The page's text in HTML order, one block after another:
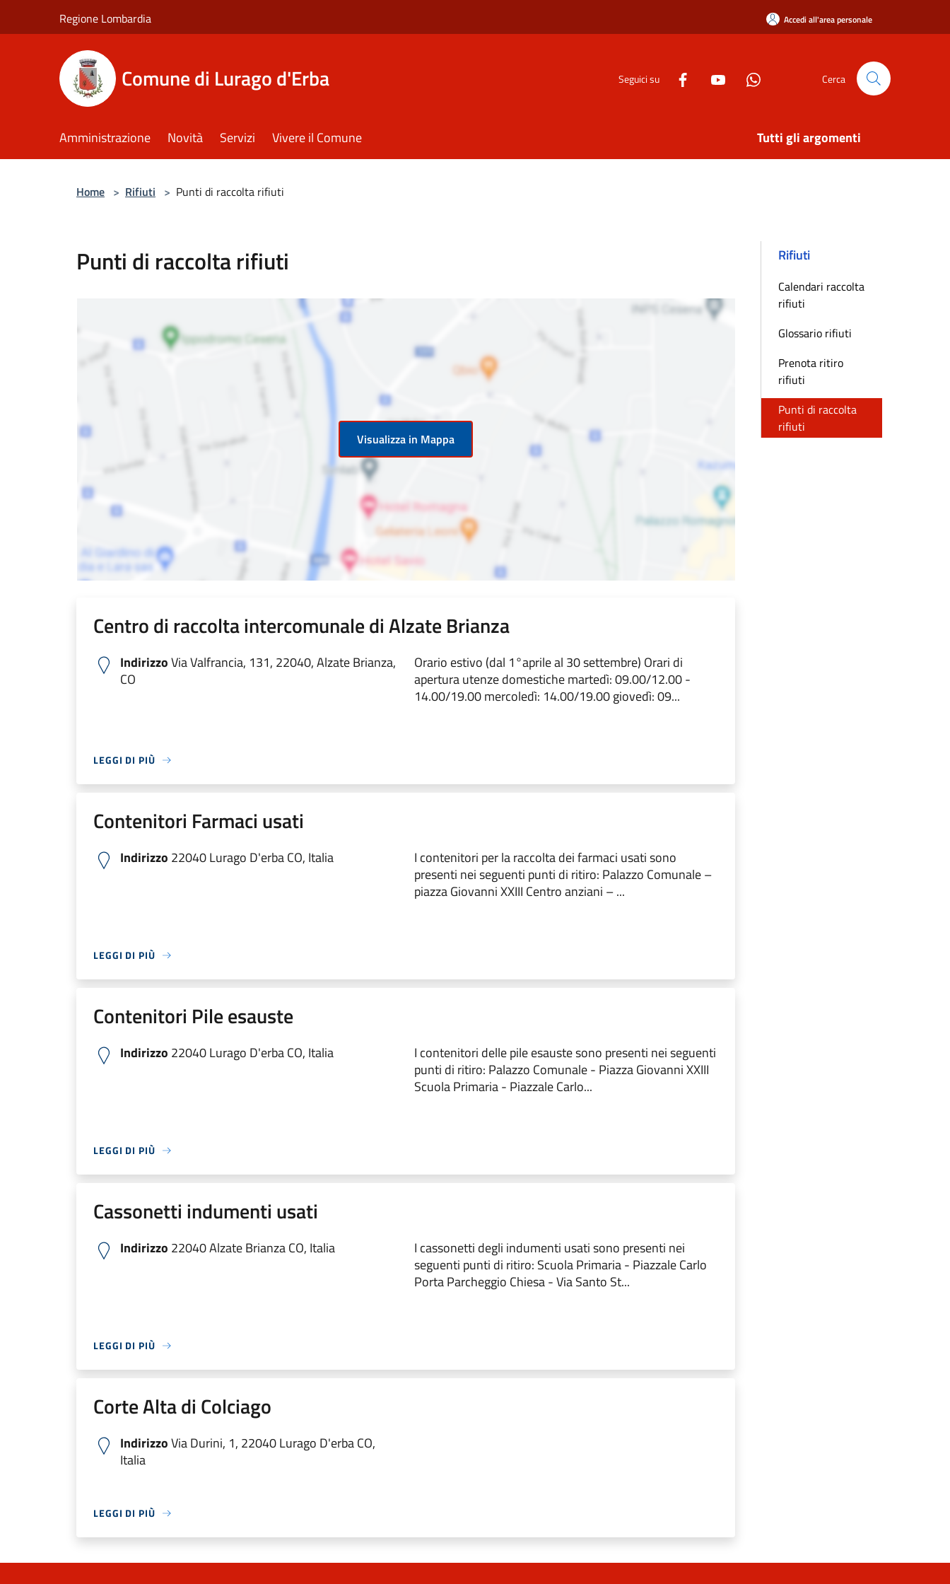
Regione Lombardia Accedi all'area personale
Comune di Lurago d'Erba Seguici su Cerca
Amministrazione Novità Servizi Vivere il Comune Tutti gli argomenti
Home > Rifiuti > Punti di raccolta rifiuti
Punti di raccolta rifiuti
Visualizza in Mappa
Centro di raccolta intercomunale di Alzate Brianza
IndirizzoVia Valfrancia, 131, 22040, Alzate Brianza,
CO
Orario estivo (dal 1°aprile al 30 settembre) Orari di
apertura utenze domestiche martedì: 09.00/12.00 -
14.00/19.00 mercoledì: 14.00/19.00 giovedì: 09...
LEGGI DI PIÙ
Contenitori Farmaci usati
Indirizzo 22040 Lurago D'erba CO, Italia
I contenitori per la raccolta dei farmaci usati sono
presenti nei seguenti punti di ritiro: Palazzo Comunale –
piazza Giovanni XXIII Centro anziani – ...
LEGGI DI PIÙ
Contenitori Pile esauste
Indirizzo 22040 Lurago D'erba CO, Italia
I contenitori delle pile esauste sono presenti nei seguenti
punti di ritiro: Palazzo Comunale - Piazza Giovanni XXIII
Scuola Primaria - Piazzale Carlo...
LEGGI DI PIÙ
Cassonetti indumenti usati
Indirizzo 22040 Alzate Brianza CO, Italia
I cassonetti degli indumenti usati sono presenti nei
seguenti punti di ritiro: Scuola Primaria - Piazzale Carlo
Porta Parcheggio Chiesa - Via Santo St...
LEGGI DI PIÙ
Corte Alta di Colciago
IndirizzoVia Durini, 1, 22040 Lurago D'erba CO,
Italia
LEGGI DI PIÙ
Rifiuti
Calendari raccolta
rifiuti
Glossario rifiuti
Prenota ritiro
rifiuti
Punti di raccolta
rifiuti